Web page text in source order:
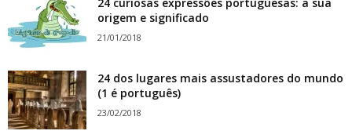
24 curiosas expressões portuguesas: a sua
origem e significado
21/01/2018
24 dos lugares mais assustadores do mundo
(1 é português)
23/02/2018